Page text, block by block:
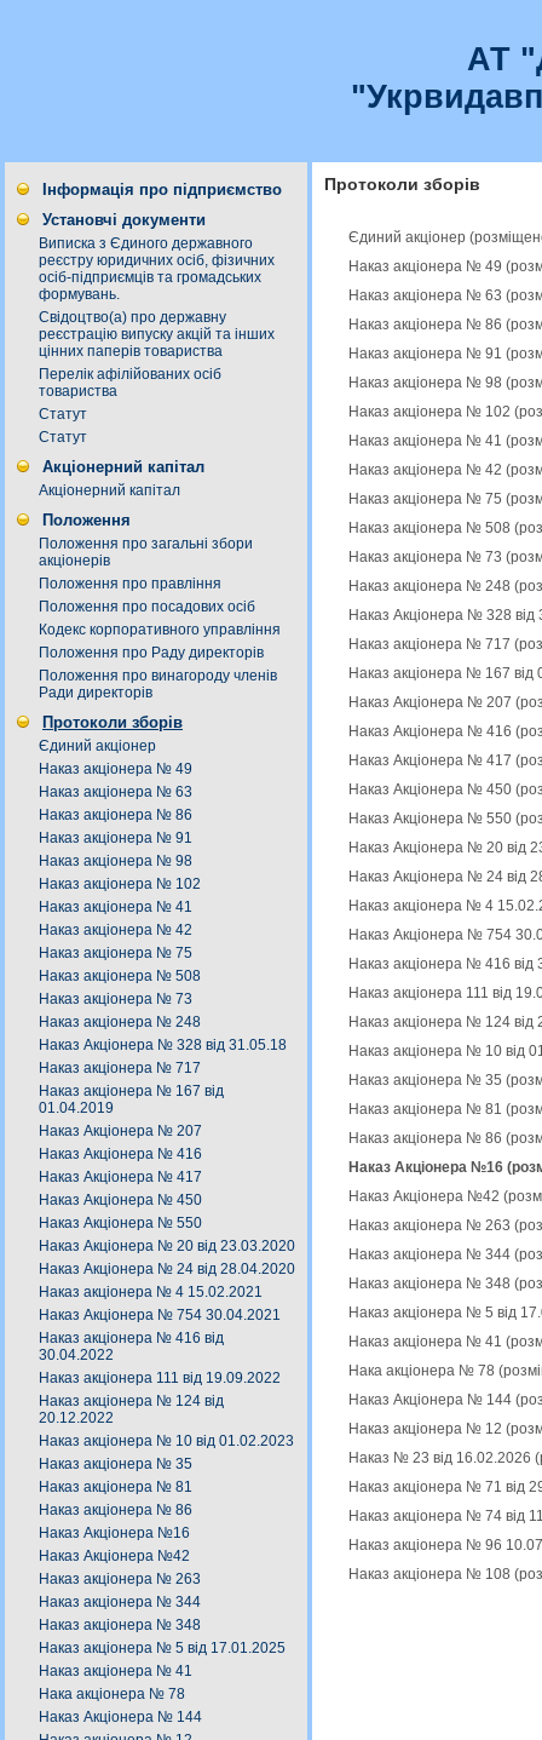
АТ
Інформація про підприємство
Установчі документи
Виписка з Єдиного державного
реєстру юридичних осіб, фізичних
осіб-підприємців та громадських
формувань.
Свідоцтво(а) про державну
реєстрацію випуску акцій та інших
цінних паперів товариства
Перелік афілійованих осіб
товариства
Статут
Статут
Акціонерний капітал
Акціонерний капітал
Положення
Положення про загальні збори
акціонерів
Положення про правління
Положення про посадових осіб
Кодекс корпоративного управління
Положення про Раду директорів
Положення про винагороду членів
Ради директорів
Протоколи зборів
Єдиний акціонер
Наказ акціонера № 49
Наказ акціонера № 63
Наказ акціонера № 86
Наказ акціонера № 91
Наказ акціонера № 98
Наказ акціонера № 102
Наказ акціонера № 41
Наказ акціонера № 42
Наказ акціонера № 75
Наказ акціонера № 508
Наказ акціонера № 73
Наказ акціонера № 248
Наказ Акціонера № 328 від 31.05.18
Наказ акціонера № 717
Наказ акціонера № 167 від
01.04.2019
Наказ Акціонера № 207
Наказ Акціонера № 416
Наказ Акціонера № 417
Наказ Акціонера № 450
Наказ Акціонера № 550
Наказ Акціонера № 20 від 23.03.2020
Наказ Акціонера № 24 від 28.04.2020
Наказ акціонера № 4 15.02.2021
Наказ Акціонера № 754 30.04.2021
Наказ акціонера № 416 від
30.04.2022
Наказ акціонера 111 від 19.09.2022
Наказ акціонера № 124 від
20.12.2022
Наказ акціонера № 10 від 01.02.2023
Наказ акціонера № 35
Наказ акціонера № 81
Наказ акціонера № 86
Наказ Акціонера №16
Наказ Акціонера №42
Наказ акціонера № 263
Наказ акціонера № 344
Наказ акціонера № 348
Наказ акціонера № 5 від 17.01.2025
Наказ акціонера № 41
Нака акціонера № 78
Наказ Акціонера № 144
Протоколи зборів
Єдиний акціонер
Наказ акціонера № 49
Наказ акціонера № 63
Наказ акціонера № 86
Наказ акціонера № 91
Наказ акціонера № 98
Наказ акціонера № 102
Наказ акціонера № 41
Наказ акціонера № 42
Наказ акціонера № 75
Наказ акціонера № 508
Наказ акціонера № 73
Наказ акціонера № 248
Наказ Акціонера № 328
Наказ акціонера № 717
Наказ акціонера № 167
Наказ Акціонера № 207
Наказ Акціонера № 416
Наказ Акціонера № 417
Наказ Акціонера № 450
Наказ Акціонера № 550
Наказ Акціонера № 20 від
Наказ Акціонера № 24 від
Наказ акціонера № 4
Наказ Акціонера № 754
Наказ акціонера № 416
Наказ акціонера 111 від
Наказ акціонера № 124
Наказ акціонера № 10 від
Наказ акціонера № 35
Наказ акціонера № 81
Наказ акціонера № 86
Наказ Акціонера №16
Наказ Акціонера №42
Наказ акціонера № 263
Наказ акціонера № 344
Наказ акціонера № 348
Наказ акціонера № 5 від
Наказ акціонера № 41
Нака акціонера № 78
Наказ Акціонера № 144
Наказ акціонера № 12
Наказ № 23 від 16.02.2026
Наказ акціонера № 71 від
Наказ акціонера № 74 від
Наказ акціонера № 96
Наказ акціонера № 108